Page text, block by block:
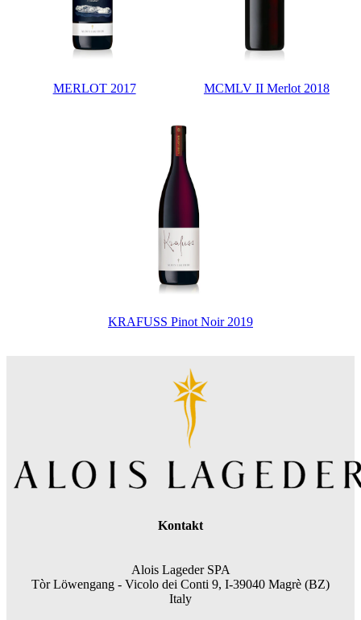
MERLOT 2017 MCMLV II Merlot 2018
KRAFUSS Pinot Noir 2019
Kontakt
Alois Lageder SPA
Tòr Löwengang - Vicolo dei Conti 9, I-39040 Magrè (BZ)
Italy